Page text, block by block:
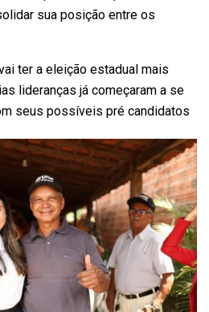
sua posição entre os
ter a eleição estadual mais
lideranças já começaram a se
seus possíveis pré candidatos